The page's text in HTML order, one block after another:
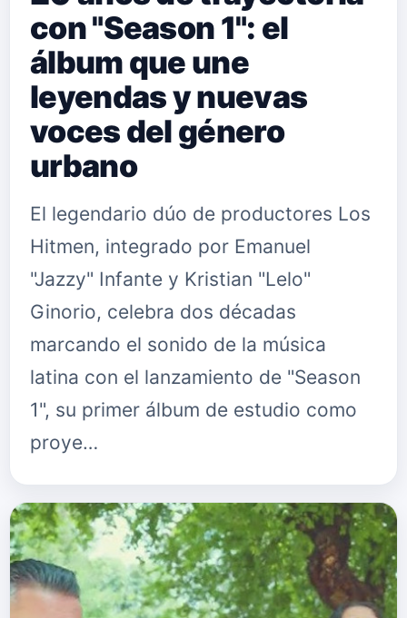
con "Season 1": el
álbum que une
leyendas y nuevas
voces del género
urbano
El legendario dúo de productores Los
Hitmen, integrado por Emanuel
"Jazzy" Infante y Kristian "Lelo"
Ginorio, celebra dos décadas
marcando el sonido de la música
latina con el lanzamiento de "Season
1", su primer álbum de estudio como
proye…